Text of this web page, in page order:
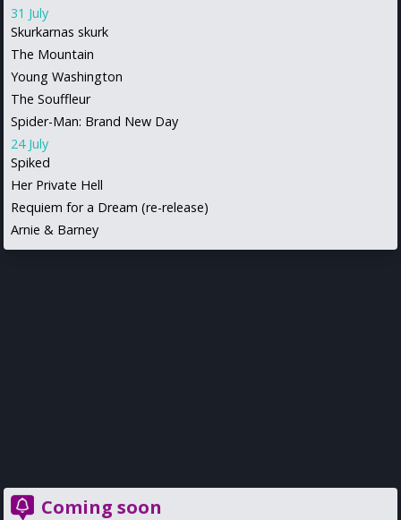
31 July
Skurkarnas skurk
The Mountain
Young Washington
The Souffleur
Spider-Man: Brand New Day
24 July
Spiked
Her Private Hell
Requiem for a Dream (re-release)
Arnie & Barney
Coming soon